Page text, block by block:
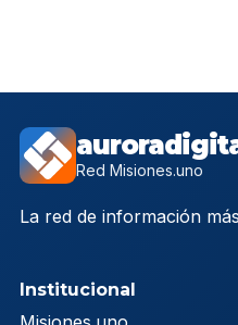
Red Misiones.uno
La red de información
Institucional